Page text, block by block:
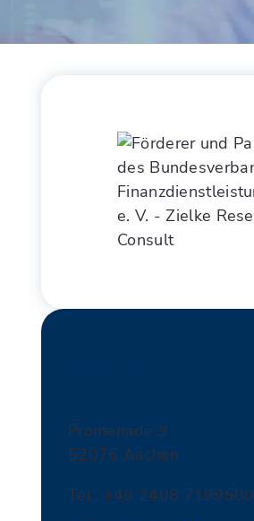
Promenade 9
52076 Aachen
Tel.: +49 2408 7199500